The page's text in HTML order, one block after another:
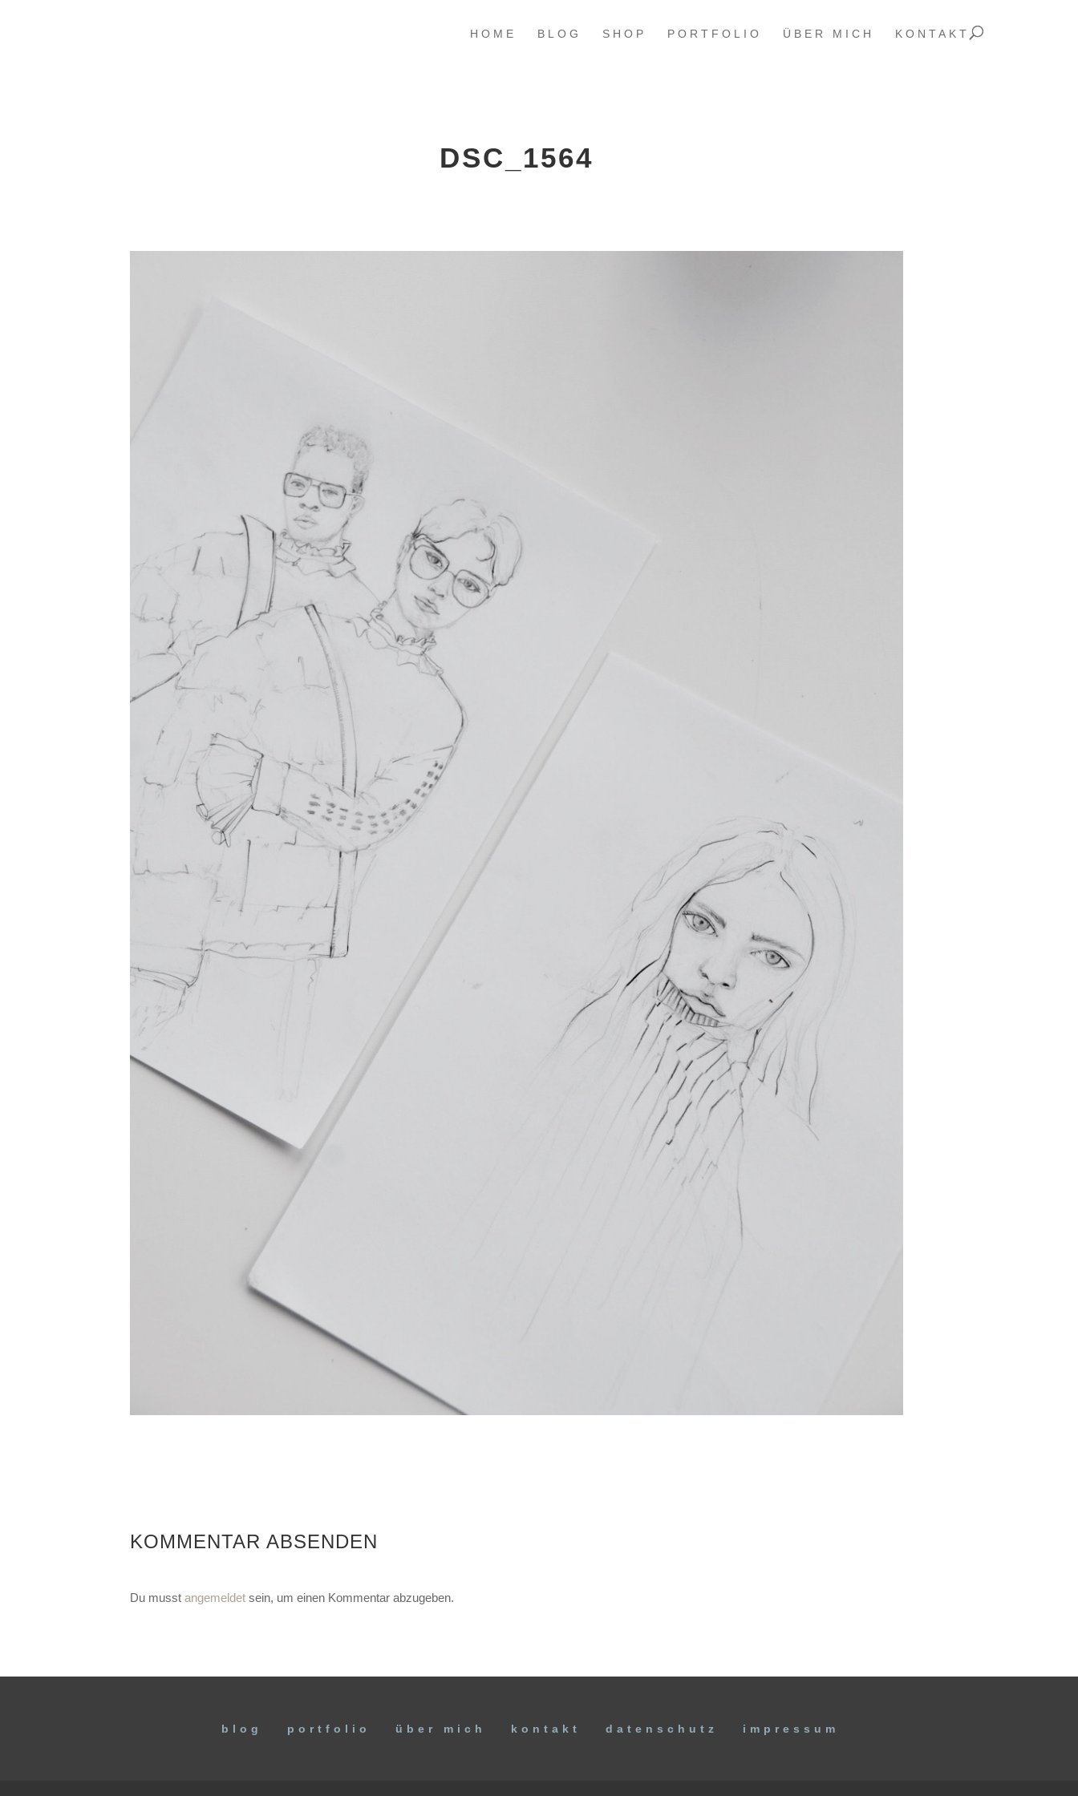
HOME BLOG SHOP PORTFOLIO ÜBER MICH KONTAKT
DSC_1564
KOMMENTAR ABSENDEN
Du musst angemeldet sein, um einen Kommentar abzugeben.
blog portfolio über mich kontakt datenschutz impressum